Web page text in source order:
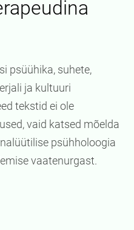
psüühika, suhete,
ja kultuuri
tekstid ei ole
vaid katsed mõelda
psühholoogia
vaatenurgast.